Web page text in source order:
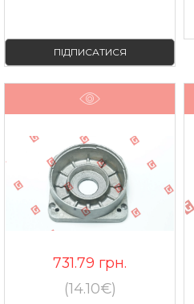
ПІДПИСАТИСЯ
731.79 грн.
(14.10€)